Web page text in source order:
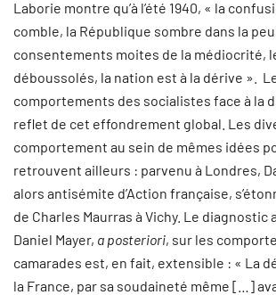
Laborie montre qu’à l’été 1940, « la
comble, la République sombre dans la
consentements moites de la médiocrité,
déboussolés, la nation est à la dérive ».
comportements des socialistes face à la
reflet de cet effondrement global. Les
comportement au sein de mêmes idées
retrouvent ailleurs : parvenu à Londres,
alors antisémite d’Action française,
de Charles Maurras à Vichy. Le diagnostic
Daniel Mayer, a posteriori, sur les
camarades est, en fait, extensible : « La
la France, par sa soudaineté même […]